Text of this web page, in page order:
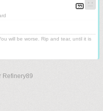
will be worse. Rip and tear, until it is
Refinery89